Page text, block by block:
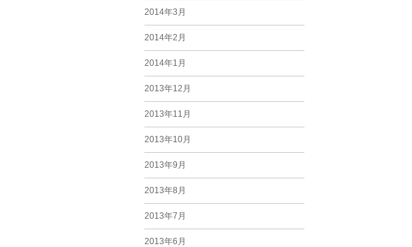
2014年3月
2014年2月
2014年1月
2013年12月
2013年11月
2013年10月
2013年9月
2013年8月
2013年7月
2013年6月